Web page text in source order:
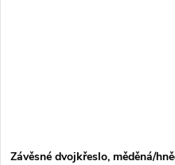
Závěsné dvojkřeslo, měděná/